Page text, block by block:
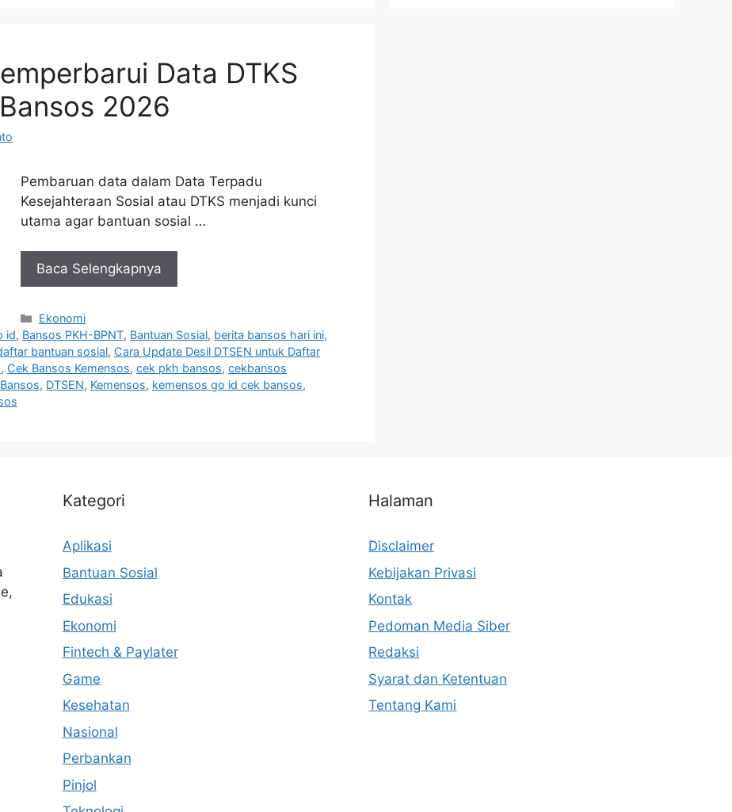
Data DTKS
2026
Pembaruan data dalam Data Terpadu
Kesejahteraan Sosial atau DTKS menjadi kunci
utama agar bantuan sosial …
Baca Selengkapnya
Kategori
Ekonomi
id, Bansos PKH-BPNT, Bantuan Sosial, berita bansos hari ini,
bantuan sosial, Cara Update Desil DTSEN untuk Daftar
, Cek Bansos Kemensos, cek pkh bansos, cekbansos
, DTSEN, Kemensos, kemensos go id cek bansos,
Kategori
Aplikasi
Bantuan Sosial
Edukasi
Ekonomi
Fintech & Paylater
Game
Kesehatan
Nasional
Perbankan
Pinjol
Halaman
Disclaimer
Kebijakan Privasi
Kontak
Pedoman Media Siber
Redaksi
Syarat dan Ketentuan
Tentang Kami